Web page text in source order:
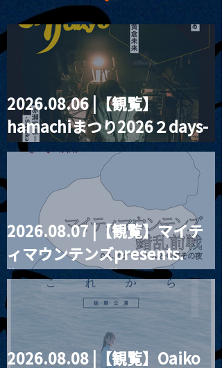
MoonRomantic
Channel1周年記念Live
2026.08.06 |【観覧】
hamachiまつり2026２days-
月見ル君想フ編②
2026.08.07 |【観覧】マイテ
ィマウンテンズpresents.
“HALL-IN-ONE”
2026.08.08 |【観覧】Oaiko